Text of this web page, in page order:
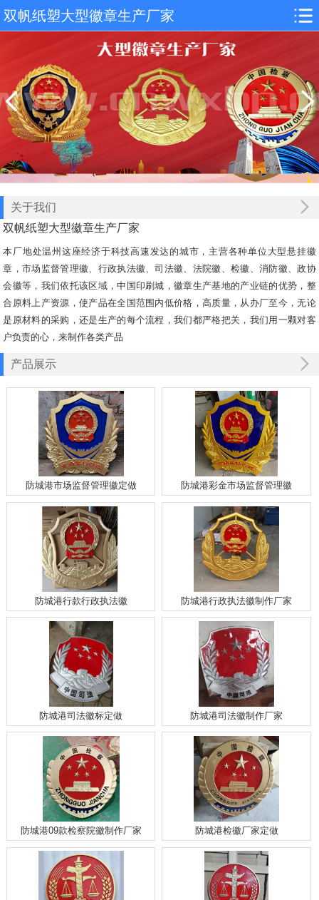
双帆纸塑大型徽章生产厂家
关于我们
双帆纸塑大型徽章生产厂家
本厂地处温州这座经济于科技高速发达的城市，主营各种单位大型悬挂徽
章，市场监督管理徽、行政执法徽、司法徽、法院徽、检徽、消防徽、政协
会徽等，我们依托该区域，中国印刷城，徽章生产基地的产业链的优势，整
合原料上产资源，使产品在全国范围内低价格，高质量，从办厂至今，无论
是原材料的采购，还是生产的每个流程，我们都严格把关，我们用一颗对客
户负责的心，来制作各类产品
产品展示
防城港市场监督管理徽定做 防城港彩金市场监督管理徽
防城港行款行政执法徽 防城港行政执法徽制作厂家
防城港司法徽标定做 防城港司法徽制作厂家
防城港09款检察院徽制作厂家 防城港检徽厂家定做